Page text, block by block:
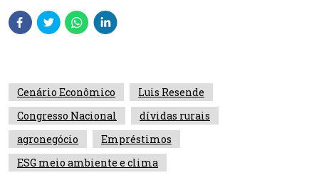
Cenário Econômico
Luis Resende
Congresso Nacional
dívidas rurais
agronegócio
Empréstimos
ESG meio ambiente e clima